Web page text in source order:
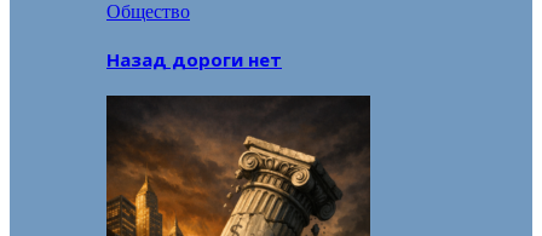
Общество
Назад дороги нет